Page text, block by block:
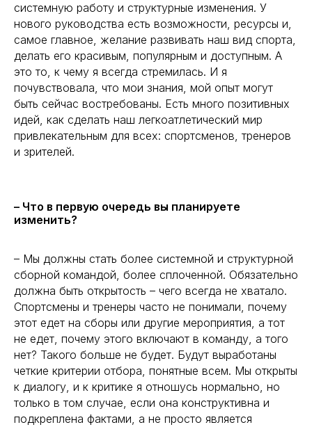
системную работу и структурные изменения. У
нового руководства есть возможности, ресурсы и,
самое главное, желание развивать наш вид спорта,
делать его красивым, популярным и доступным. А
это то, к чему я всегда стремилась. И я
почувствовала, что мои знания, мой опыт могут
быть сейчас востребованы. Есть много позитивных
идей, как сделать наш легкоатлетический мир
привлекательным для всех: спортсменов, тренеров
и зрителей.
– Что в первую очередь вы планируете
изменить?
– Мы должны стать более системной и структурной
сборной командой, более сплоченной. Обязательно
должна быть открытость – чего всегда не хватало.
Спортсмены и тренеры часто не понимали, почему
этот едет на сборы или другие мероприятия, а тот
не едет, почему этого включают в команду, а того
нет? Такого больше не будет. Будут выработаны
четкие критерии отбора, понятные всем. Мы открыты
к диалогу, и к критике я отношусь нормально, но
только в том случае, если она конструктивна и
подкреплена фактами, а не просто является